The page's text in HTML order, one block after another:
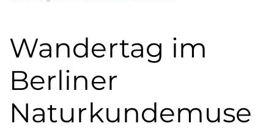
Wandertag im
Berliner
Naturkundemuse